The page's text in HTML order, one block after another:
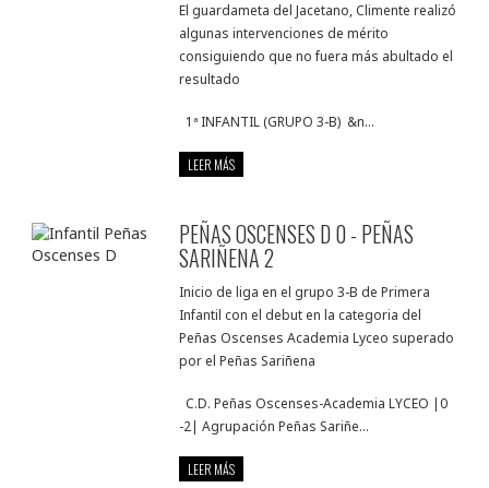
El guardameta del Jacetano, Climente realizó
algunas intervenciones de mérito
consiguiendo que no fuera más abultado el
resultado
1ª INFANTIL (GRUPO 3-B) &n...
LEER MÁS
PEÑAS OSCENSES D 0 - PEÑAS
SARIÑENA 2
Inicio de liga en el grupo 3-B de Primera
Infantil con el debut en la categoria del
Peñas Oscenses Academia Lyceo superado
por el Peñas Sariñena
C.D. Peñas Oscenses-Academia LYCEO |0
-2| Agrupación Peñas Sariñe...
LEER MÁS